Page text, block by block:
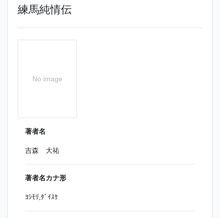
練馬純情伝
No image
著者名
吉森 大祐
著者名カナ形
ﾖｼﾓﾘ,ﾀﾞｲｽｹ